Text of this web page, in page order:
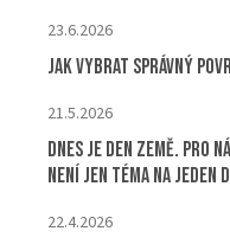
23.6.2026
Jak vybrat správný
21.5.2026
Dnes je Den Země. Pro
není jen téma na jeden
22.4.2026